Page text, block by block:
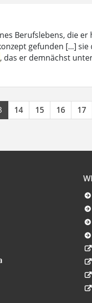
Berufslebens, die er
gefunden [...]
, das er demnächst
14 15 16 17